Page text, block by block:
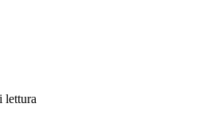
lettura